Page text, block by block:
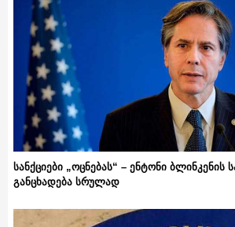
სანქციები „ოცნებას“ – ენტონი ბლინკენის
განცხადება სრულად